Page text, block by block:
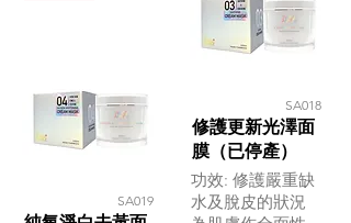
SA019
修護更新光澤面
膜（已停產）
SA018
功效: 修護嚴重缺
水及脫皮的狀況